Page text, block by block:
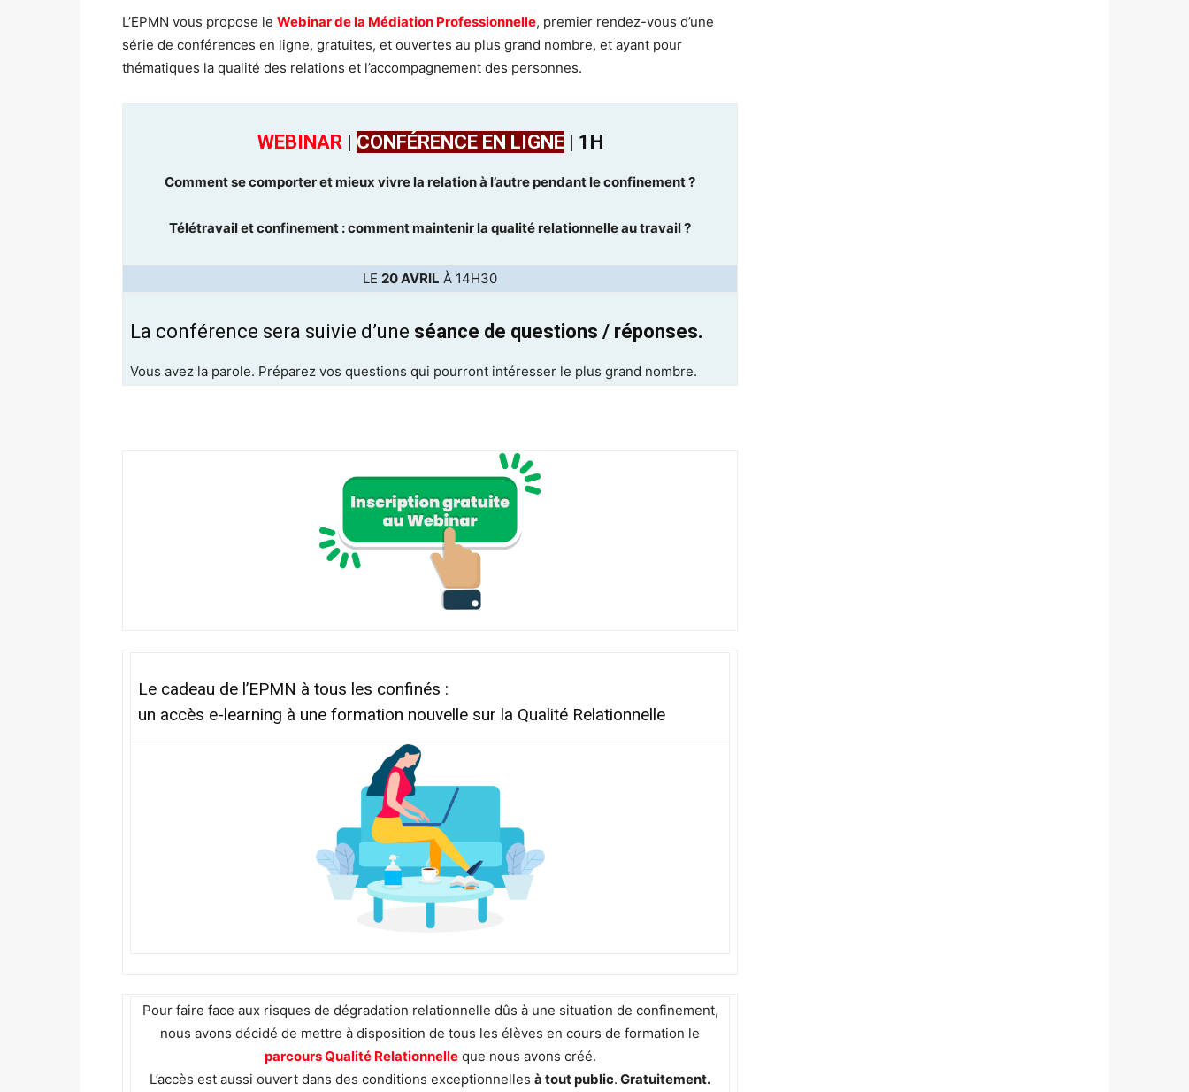
L’EPMN vous propose le Webinarde la Médiation Professionnelle, premier rendez-vous d’une
série de conférences en ligne, gratuites, et ouvertes au plus grand nombre, et ayant pour
thématiques la qualité des relations et l’accompagnement des personnes.
WEBINAR| CONFÉRENCE EN LIGNE| 1H
Comment se comporter et mieux vivre la relation à l’autre pendant le confinement ?
Télétravail et confinement : comment maintenir la qualité relationnelle au travail ?
LE 20 AVRIL À 14H30
La conférence sera suivie d’une séance de questions / réponses.
Vous avez la parole. Préparez vos questions qui pourront intéresser le plus grand nombre.
Le cadeau de l’EPMN à tous les confinés :
un accès e-learning à une formation nouvelle sur la Qualité Relationnelle
Pour faire face aux risques de dégradation relationnelle dûs à une situation de confinement,
nous avons décidé de mettre à disposition de tous les élèves en cours de formation le
parcours Qualité Relationnelleque nous avons créé.
L’accès est aussi ouvert dans des conditions exceptionnelles à tout public. Gratuitement.